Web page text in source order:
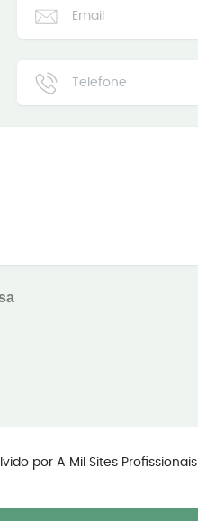
por A Mil Sites Profissionais